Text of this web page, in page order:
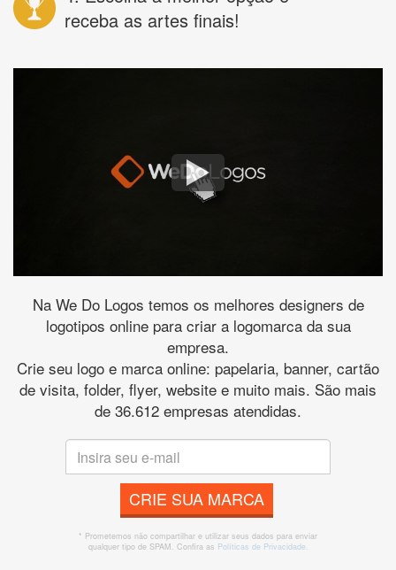
receba as artes finais!
Na We Do Logos temos os melhores designers de
logotipos online para criar a logomarca da sua
empresa.
Crie seu logo e marca online: papelaria, banner, cartão
de visita, folder, flyer, website e muito mais. São mais
de 36.612 empresas atendidas.
CRIE SUA MARCA
* Prometemos não compartilhar e utilizar seus dados para enviar
qualquer tipo de SPAM. Confira as Políticas de Privacidade.